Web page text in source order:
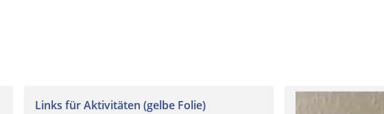
Links für Aktivitäten (gelbe Folie)